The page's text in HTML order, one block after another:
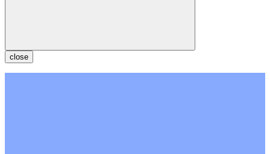
close